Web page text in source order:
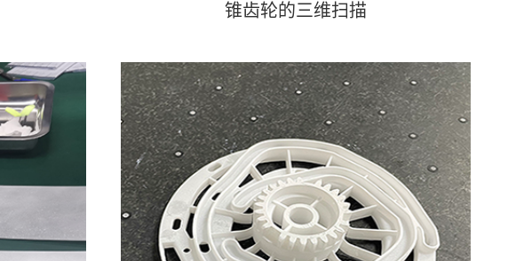
锥齿轮的三维扫描